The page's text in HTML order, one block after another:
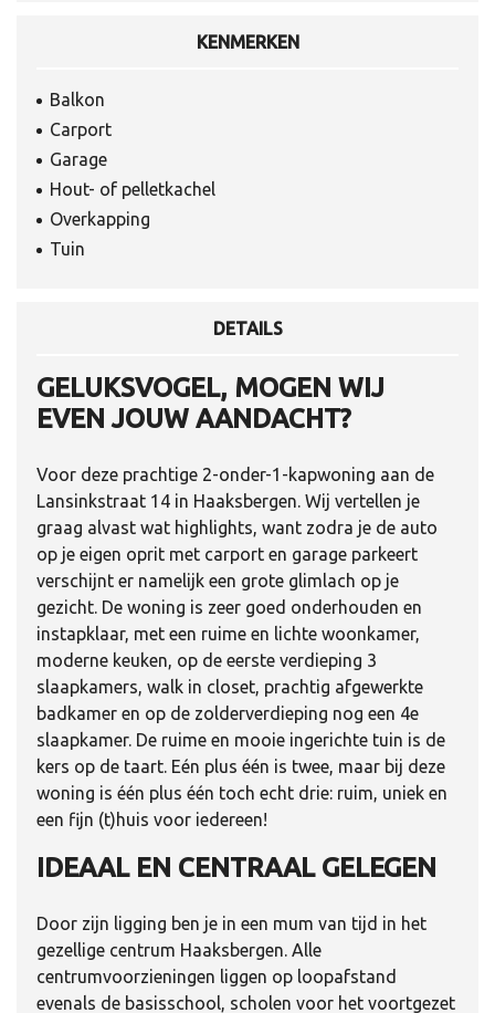
KENMERKEN
Balkon
Carport
Garage
Hout- of pelletkachel
Overkapping
Tuin
DETAILS
GELUKSVOGEL, MOGEN WIJ
EVEN JOUW AANDACHT?
Voor deze prachtige 2-onder-1-kapwoning aan de
Lansinkstraat 14 in Haaksbergen. Wij vertellen je
graag alvast wat highlights, want zodra je de auto
op je eigen oprit met carport en garage parkeert
verschijnt er namelijk een grote glimlach op je
gezicht. De woning is zeer goed onderhouden en
instapklaar, met een ruime en lichte woonkamer,
moderne keuken, op de eerste verdieping 3
slaapkamers, walk in closet, prachtig afgewerkte
badkamer en op de zolderverdieping nog een 4e
slaapkamer. De ruime en mooie ingerichte tuin is de
kers op de taart. Eén plus één is twee, maar bij deze
woning is één plus één toch echt drie: ruim, uniek en
een fijn (t)huis voor iedereen!
IDEAAL EN CENTRAAL GELEGEN
Door zijn ligging ben je in een mum van tijd in het
gezellige centrum Haaksbergen. Alle
centrumvoorzieningen liggen op loopafstand
evenals de basisschool, scholen voor het voortgezet